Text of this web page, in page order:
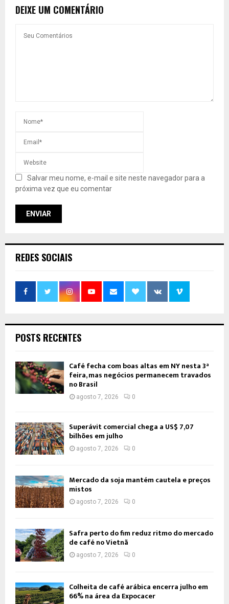
DEIXE UM COMENTÁRIO
Salvar meu nome, e-mail e site neste navegador para a
próxima vez que eu comentar
REDES SOCIAIS
POSTS RECENTES
Café fecha com boas altas em NY nesta 3ª
feira, mas negócios permanecem travados
no Brasil
agosto 7, 2026 0
Superávit comercial chega a US$ 7,07
bilhões em julho
agosto 7, 2026 0
Mercado da soja mantém cautela e preços
mistos
agosto 7, 2026 0
Safra perto do fim reduz ritmo do mercado
de café no Vietnã
agosto 7, 2026 0
Colheita de café arábica encerra julho em
66% na área da Expocacer